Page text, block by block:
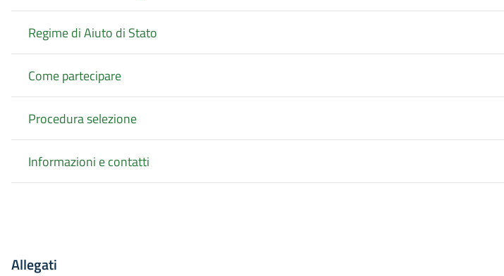
Regime di Aiuto di Stato
Come partecipare
Procedura selezione
Informazioni e contatti
Allegati